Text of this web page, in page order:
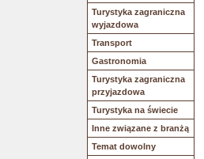
Turystyka zagraniczna
wyjazdowa
Transport
Gastronomia
Turystyka zagraniczna
przyjazdowa
Turystyka na świecie
Inne związane z branżą
Temat dowolny